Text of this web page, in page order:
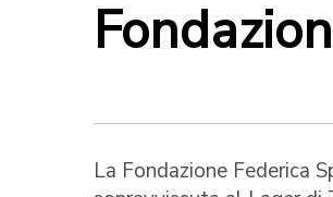
La Fondazione Federica